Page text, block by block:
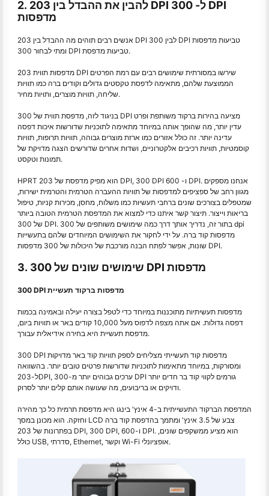
2. להבין את ההבדל בין 203 DPI ל- 300 DPI
מדפסות
אנשים רבים תוהים מה ההבדל בין 203 DPI לבין 300 DPI טביעות מדפסות
ומתי לבחור 300 DPI טביעות מדפסת.
מדפסות תווית 203 DPI שירשו במסורתית שימושים רבים עם רמת הפרטים
הממוצעת שלהם, מתאימה לדפסת טקסטים גדולים וקודים ברה כמו תוויות
שליחה, תוויות מוצרים, ותויות מחיר.
בניגוד לזה, מדפסת תווית של 300 DPI מציעה בהירות ברקוד משותפת ופרט
עדין יותר, מה שהופך אותה במיוחד מתאימה לתוכניות שדורשות איכות דפסה
עדינה יותר. זה כולל אזורים כמו ארזת מוצרים גבוהה, תוויות תרופות, תוויות
קוסמטיות, תוויות רכיבים אלקטרוניים, ושדות אחרים שדורשים הצגה מדויקת של
תמונות וטקסט.
HPRT הוא מפיק מדפסת של 203 DPI, 300 DPI ו- 600 DPI. אנחנו מספקים
מגוון רחב של ספציפים למדפסות של תוויות ההעברה הטרמית והטרמית ישירות,
שמטפלים בצורכים שונים ברחבי תעשיות כמו משלוח, מחסן, מכירות קניות, טיפול
בריאות וייצור. תיצור קשר איתנו כדי למצוא את המדפסת הטרמית הטובה ביותר
של 300 DPI. בתור זה, נדריך אותך דרך כמה שימושים משותפים של 300 dpi
מדפסות קוד ברה. על ידי לחקור את השימושים המיוחדים שלהם בתעשייות
שונות, אפשר לפתח הבנה מורכבת של היכולות של 300 מדפסות DPI.
3. שימושים שונים של 300 DPI מדפסות
300 DPI מדפסות ברקוד תעשיית
מדפסות תעשיתיות מתוכננות במיוחד כדי לטפל בצורה יעילה ובאמינה בכמות
דפסה גדולות. אם אתה מצפה לדפוס מעל 10,000 קודים באר או תוויות ביום,
מדפסת תעשיית היא בחירה אידיאלית עבורך.
300 DPI מדפסות קוד תעשייתי מצליחים לספק תוויות קוד באר מדויקות
ומסורקות, במיוחד מתאימות לתוכניות שדורשות פרטים טובים יותר. בהשוואה
ל-203DPI, ערכים גבוהים יותר מ-300 DPI גורמים לקווי קוד בר חדים יותר
ודויקים או בריבועים, מה שעושה אותם קלים יותר לסרוק.
המדפסת הברקוד התעשייתית ב-4 אינץ' בינגו היא מדפסת תרמית כל כך מהירה
וחזקה. הוא מכונן במסך LCD צבע של 3.5 אינץ' ומתמך בהדפסת קוד ברה
בפתרונות של 203 DPI, 300 DPI, ו-600 DPI. הוא מציע ממשקפים שונים,
כולל USB, סדרתי, Ethernet, וקשר Wi-Fi אופציונלי.